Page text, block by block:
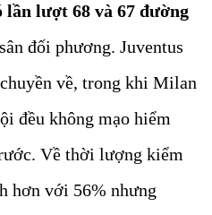
lần lượt 68 và 67 đường
đối phương. Juventus
về, trong khi Milan
đều không mạo hiểm
Về thời lượng kiểm
hơn với 56% nhưng